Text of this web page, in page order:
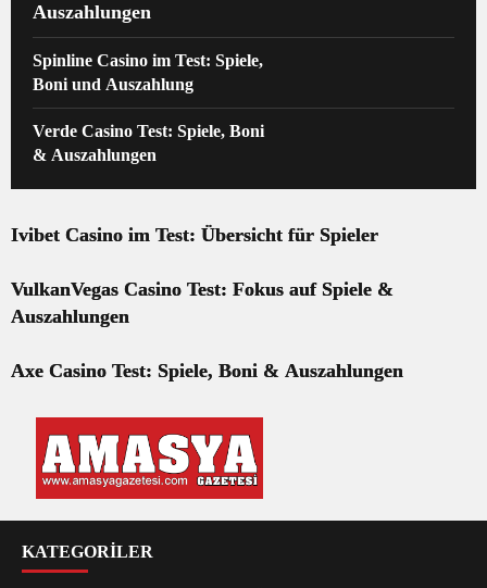
Auszahlungen
Spinline Casino im Test: Spiele,
Boni und Auszahlung
Verde Casino Test: Spiele, Boni
& Auszahlungen
Ivibet Casino im Test: Übersicht für Spieler
VulkanVegas Casino Test: Fokus auf Spiele &
Auszahlungen
Axe Casino Test: Spiele, Boni & Auszahlungen
KATEGORİLER